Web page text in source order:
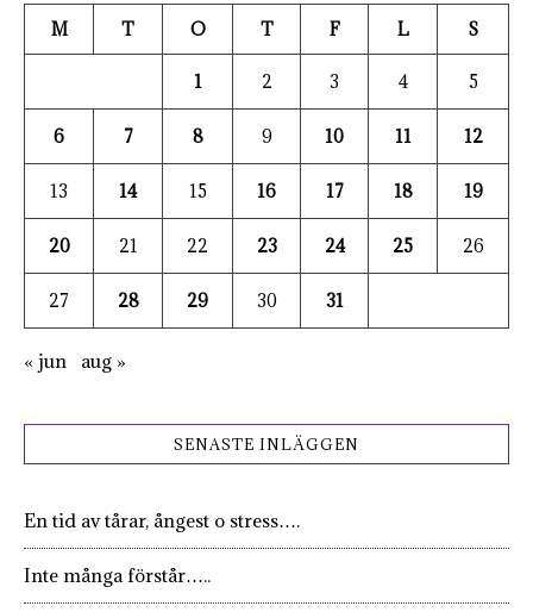
M T O T F L S
1 2 3 4 5
6 7 8 9 10 11 12
13 14 15 16 17 18 19
20 21 22 23 24 25 26
27 28 29 30 31
« jun aug »
SENASTE INLÄGGEN
En tid av tårar, ångest o stress….
Inte många förstår…..